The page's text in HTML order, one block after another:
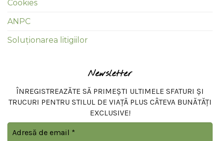
Cookies
ANPC
Soluționarea litigiilor
Newsletter
ÎNREGISTREAZĂTE SĂ PRIMEȘTI ULTIMELE SFATURI ȘI
TRUCURI PENTRU STILUL DE VIAȚĂ PLUS CÂTEVA BUNĂTĂȚI
EXCLUSIVE!